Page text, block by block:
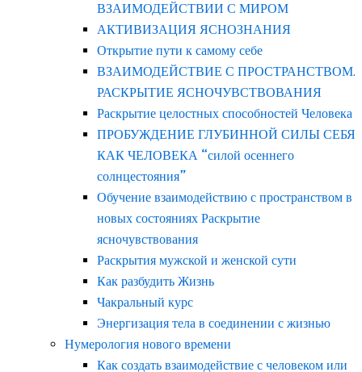
ВЗАИМОДЕЙСТВИИ С МИРОМ
АКТИВИЗАЦИЯ ЯСНОЗНАНИЯ
Открытие пути к самому себе
ВЗАИМОДЕЙСТВИЕ С ПРОСТРАНСТВОМ.
РАСКРЫТИЕ ЯСНОЧУВСТВОВАНИЯ
Раскрытие целостных способностей Человека
ПРОБУЖДЕНИЕ ГЛУБИННОЙ СИЛЫ СЕБЯ
КАК ЧЕЛОВЕКА “силой осеннего
солнцестояния”
Обучение взаимодействию с пространством в
новых состояниях Раскрытие
ясночувствования
Раскрытия мужской и женской сути
Как разбудить Жизнь
Чакральный курс
Энергизация тела в соединении с жизнью
Нумерология нового времени
Как создать взаимодействие с человеком или